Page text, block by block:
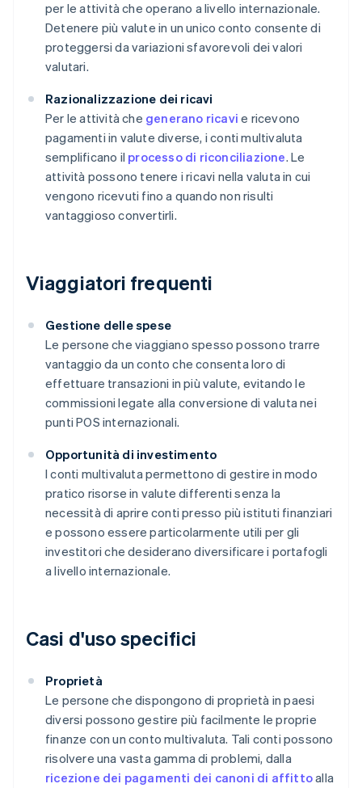
per le attività che operano a livello internazionale.
Detenere più valute in un unico conto consente di
proteggersi da variazioni sfavorevoli dei valori
valutari.
Razionalizzazione dei ricavi
Per le attività che generano ricavi e ricevono
pagamenti in valute diverse, i conti multivaluta
semplificano il processo di riconciliazione. Le
attività possono tenere i ricavi nella valuta in cui
vengono ricevuti fino a quando non risulti
vantaggioso convertirli.
Viaggiatori frequenti
Gestione delle spese
Le persone che viaggiano spesso possono trarre
vantaggio da un conto che consenta loro di
effettuare transazioni in più valute, evitando le
commissioni legate alla conversione di valuta nei
punti POS internazionali.
Opportunità di investimento
I conti multivaluta permettono di gestire in modo
pratico risorse in valute differenti senza la
necessità di aprire conti presso più istituti finanziari
e possono essere particolarmente utili per gli
investitori che desiderano diversificare i portafogli
a livello internazionale.
Casi d'uso specifici
Proprietà
Le persone che dispongono di proprietà in paesi
diversi possono gestire più facilmente le proprie
finanze con un conto multivaluta. Tali conti possono
risolvere una vasta gamma di problemi, dalla
ricezione dei pagamenti dei canoni di affittoalla